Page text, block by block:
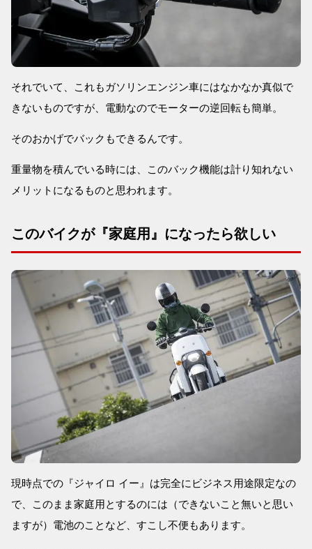
それでいて、これもガソリンエンジン車にはなかなか真似で
きないものですが、電動なのでモーターの逆回転も簡単。
そのおかげでバックもできるんです。
重量物を積んでいる時には、このバック機能は計り知れない
メリットになるものと思われます。
このバイクが『家庭用』になったら欲しい
現時点での『ジャイロ イー』は完全にビジネス用途限定なの
で、このまま家庭用とするのには（できないこと無いと思い
ますが）電池のことなど、すこし不便もあります。